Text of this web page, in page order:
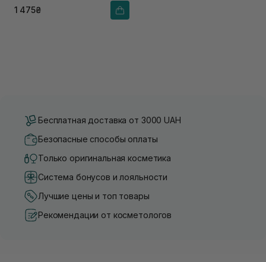
1 475₴
Бесплатная доставка от 3000 UAH
Безопасные способы оплаты
Только оригинальная косметика
Система бонусов и лояльности
Лучшие цены и топ товары
Рекомендации от косметологов